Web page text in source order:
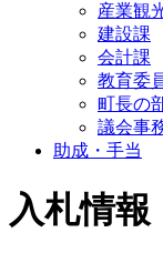
産業観
建設課
会計課
教育委
町長の
議会事
助成・手当
入札情報